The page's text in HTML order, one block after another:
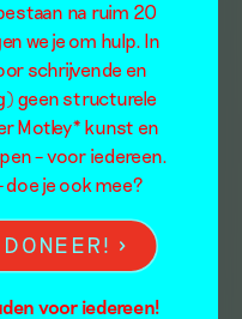
na ruim 20
we je om hulp. In
schrijvende en
geen structurele
Motley* kunst en
– voor iedereen.
doe je ook mee?
voor iedereen!